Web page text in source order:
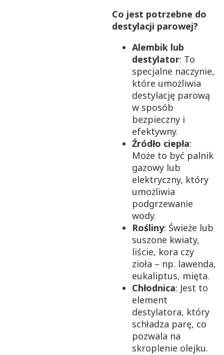
Co jest potrzebne do
destylacji parowej?
Alembik lub
destylator: To
specjalne naczynie,
które umożliwia
destylację parową
w sposób
bezpieczny i
efektywny.
Źródło ciepła:
Może to być palnik
gazowy lub
elektryczny, który
umożliwia
podgrzewanie
wody.
Rośliny: Świeże lub
suszone kwiaty,
liście, kora czy
zioła – np. lawenda,
eukaliptus, mięta.
Chłodnica: Jest to
element
destylatora, który
schładza parę, co
pozwala na
skroplenie olejku.